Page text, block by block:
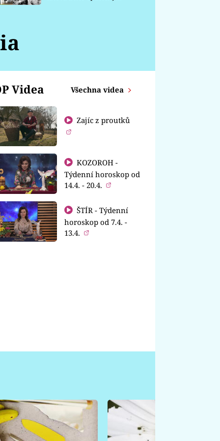
Videa Všechna videa
Zajíc z proutků
KOZOROH -
Týdenní horoskop od
14.4. - 20.4.
ŠTÍR - Týdenní
horoskop od 7.4. -
13.4.